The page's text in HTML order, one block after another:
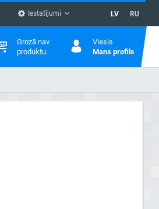
Iestatījumi LV RU
Grozā nav
produktu.
Viesis
Mans profils